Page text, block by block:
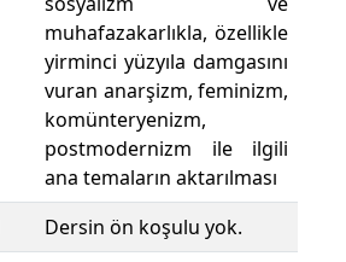
muhafazakarlıkla, özellikle
yirminci yüzyıla damgasını
vuran anarşizm, feminizm,
komünteryenizm,
postmodernizm ile ilgili
ana temaların aktarılması
Dersin ön koşulu yok.